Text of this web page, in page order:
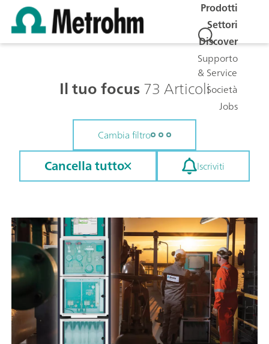
Prodotti
Settori
Discover
Supporto
& Service
Società
Jobs
Il tuo focus73 Articoli
Cambia filtro
Cancella tutto Iscriviti